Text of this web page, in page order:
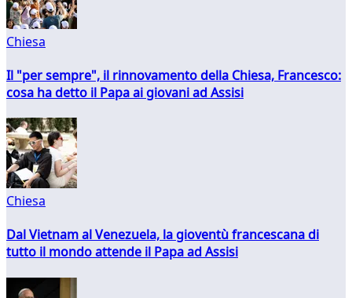
Chiesa
Il "per sempre", il rinnovamento della Chiesa, Francesco:
cosa ha detto il Papa ai giovani ad Assisi
Chiesa
Dal Vietnam al Venezuela, la gioventù francescana di
tutto il mondo attende il Papa ad Assisi